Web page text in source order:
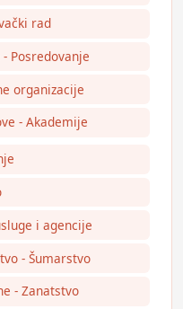
rad
Posredovanje
organizacije
- Akademije
i agencije
- Šumarstvo
- Zanatstvo